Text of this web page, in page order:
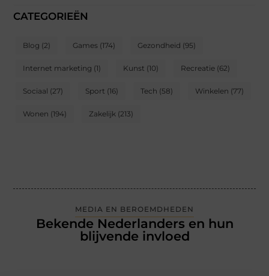
CATEGORIEËN
Blog (2) Games (174) Gezondheid (95)
Internet marketing (1) Kunst (10) Recreatie (62)
Sociaal (27) Sport (16) Tech (58) Winkelen (77)
Wonen (194) Zakelijk (213)
MEDIA EN BEROEMDHEDEN
Bekende Nederlanders en hun
blijvende invloed